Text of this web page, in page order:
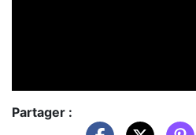
Partager :